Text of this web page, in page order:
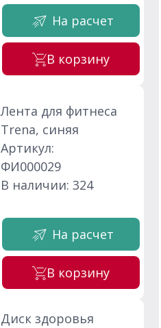
На расчет
В корзину
Лента для фитнеса
Trena, синяя
Артикул:
ФИ000029
В наличии: 324
На расчет
В корзину
Диск здоровья